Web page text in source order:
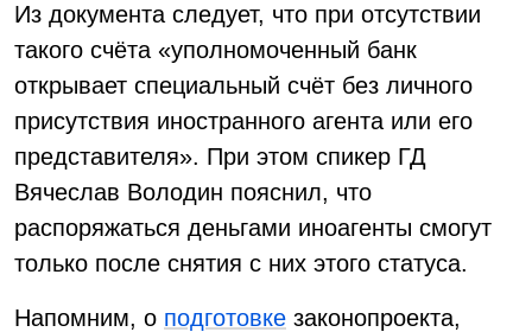
Из документа следует, что при отсутствии
такого счёта «уполномоченный банк
открывает специальный счёт без личного
присутствия иностранного агента или его
представителя». При этом спикер ГД
Вячеслав Володин пояснил, что
распоряжаться деньгами иноагенты смогут
только после снятия с них этого статуса.
Напомним, о подготовке законопроекта,